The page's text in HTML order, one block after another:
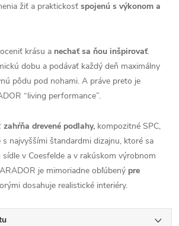
žiť a praktickosť spojenú s výkonom a
krásu a nechať sa ňou inšpirovať.
dobu a podávať každý deň maximálny
pôdu pod nohami. A práve preto je
“living performance”.
zahŕňa drevené podlahy, kompozitné SPC,
najvyššími štandardmi dizajnu, ktoré sa
v Coesfelde a v rakúskom výrobnom
je mimoriadne obľúbený pre
dosahuje realistické interiéry.